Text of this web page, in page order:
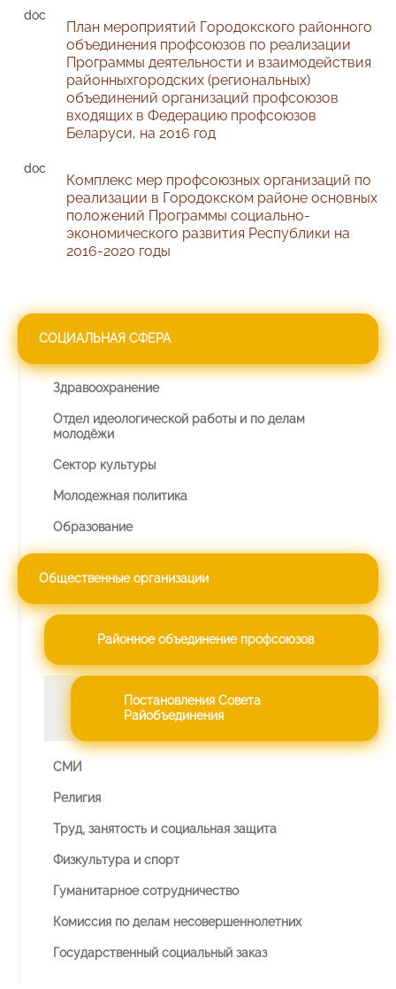
План мероприятий Городокского районного
объединения профсоюзов по реализации
Программы деятельности и взаимодействия
районныхгородских (региональных)
объединений организаций профсоюзов
входящих в Федерацию профсоюзов
Беларуси, на 2016 год
Комплекс мер профсоюзных организаций по
реализации в Городокском районе основных
положений Программы социально-
экономического развития Республики на
2016-2020 годы
СОЦИАЛЬНАЯ СФЕРА
Здравоохранение
Отдел идеологической работы и по делам
молодёжи
Сектор культуры
Молодежная политика
Образование
Общественные организации
Районное объединение профсоюзов
Постановления Совета
Райобъединения
СМИ
Религия
Труд, занятость и социальная защита
Физкультура и спорт
Гуманитарное сотрудничество
Комиссия по делам несовершеннолетних
Государственный социальный заказ